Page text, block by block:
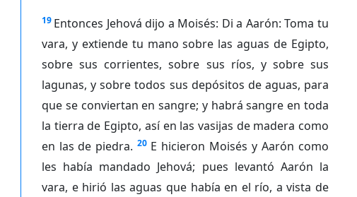
19 Entonces Jehová dijo a Moisés: Di a Aarón: Toma tu
vara, y extiende tu mano sobre las aguas de Egipto,
sobre sus corrientes, sobre sus ríos, y sobre sus
lagunas, y sobre todos sus depósitos de aguas, para
que se conviertan en sangre; y habrá sangre en toda
la tierra de Egipto, así en las vasijas de madera como
en las de piedra. 20 E hicieron Moisés y Aarón como
les había mandado Jehová; pues levantó Aarón la
vara, e hirió las aguas que había en el río, a vista de